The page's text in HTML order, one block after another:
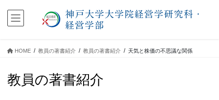
HOME 教員の著書紹介 教員の著書紹介 天気と株価の不思議な関係
教員の著書紹介